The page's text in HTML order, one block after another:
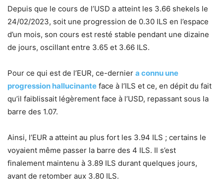
Depuis que le cours de l’USD a atteint les 3.66 shekels le
24/02/2023, soit une progression de 0.30 ILS en l’espace
d’un mois, son cours est resté stable pendant une dizaine
de jours, oscillant entre 3.65 et 3.66 ILS.
Pour ce qui est de l’EUR, ce-dernier a connu une
progression hallucinante face à l’ILS et ce, en dépit du fait
qu’il faiblissait légèrement face à l’USD, repassant sous la
barre des 1.07.
Ainsi, l’EUR a atteint au plus fort les 3.94 ILS ; certains le
voyaient même passer la barre des 4 ILS. Il s’est
finalement maintenu à 3.89 ILS durant quelques jours,
avant de retomber aux 3.80 ILS.